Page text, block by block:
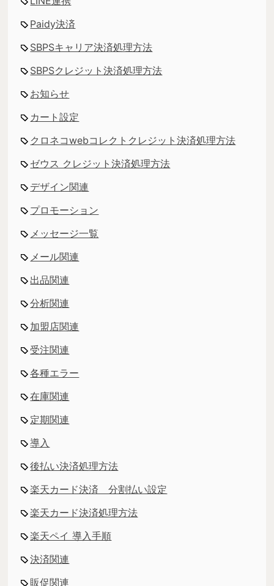
Paidy決済
SBPSキャリア決済処理方法
SBPSクレジット決済処理方法
お知らせ
カート設定
クロネコwebコレクトクレジット決済処理方法
ゼウス クレジット決済処理方法
デザイン関連
プロモーション
メッセージ一覧
メール関連
出品関連
分析関連
加盟店関連
受注関連
各種エラー
在庫関連
定期関連
導入
後払い決済処理方法
楽天カード決済 分割払い設定
楽天カード決済処理方法
楽天ペイ 導入手順
決済関連
販促関連